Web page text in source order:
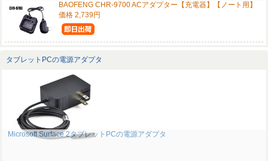
BAOFENG CHR-9700 ACアダプター【充電器】【ノート用】
価格 2,739円
タブレットPCの電源アダプタ
Microsoft Surface 2タブレットPCの電源アダプタ